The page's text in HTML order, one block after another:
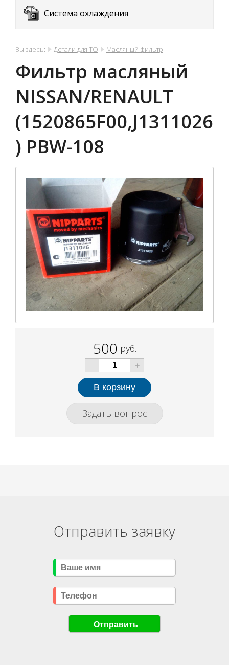
Система охлаждения
Вы здесь: Детали для ТО Масляный фильтр
Фильтр масляный
NISSAN/RENAULT
(1520865F00,J1311026
) PBW-108
500 руб.
-
+
Задать вопрос
Отправить заявку